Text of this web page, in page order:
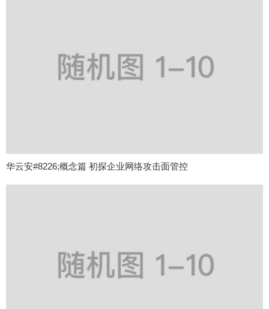
华云安#8226;概念篇 初探企业网络攻击面管控